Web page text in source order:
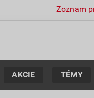
Zoznam
AKCIE TÉMY